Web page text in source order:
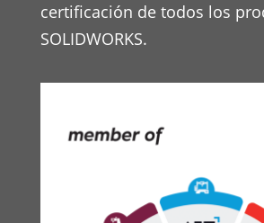
certificación de todos los
SOLIDWORKS.